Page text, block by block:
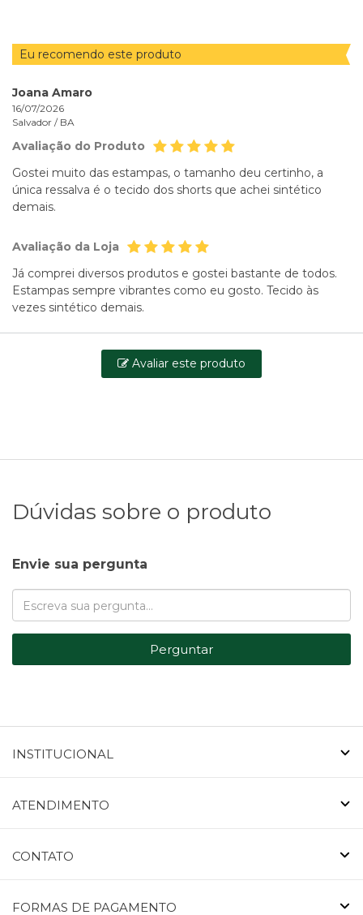
Eu recomendo este produto
Joana Amaro
16/07/2026
Salvador / BA
Avaliação do Produto
Gostei muito das estampas, o tamanho deu certinho, a
única ressalva é o tecido dos shorts que achei sintético
demais.
Avaliação da Loja
Já comprei diversos produtos e gostei bastante de todos.
Estampas sempre vibrantes como eu gosto. Tecido às
vezes sintético demais.
Avaliar este produto
Dúvidas sobre o produto
Envie sua pergunta
Perguntar
INSTITUCIONAL
ATENDIMENTO
CONTATO
FORMAS DE PAGAMENTO